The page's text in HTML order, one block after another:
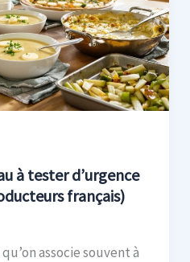
à tester d’urgence
français)
associe souvent à